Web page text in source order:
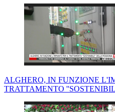
ALGHERO, IN FUNZIONE
TRATTAMENTO